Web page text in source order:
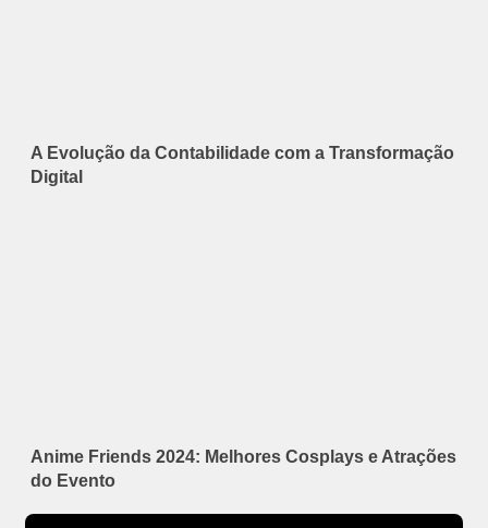
A Evolução da Contabilidade com a Transformação
Digital
Anime Friends 2024: Melhores Cosplays e Atrações
do Evento